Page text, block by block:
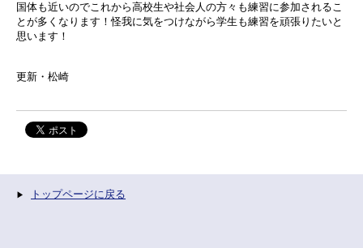
国体も近いのでこれから高校生や社会人の方々も練習に参加されるこ
とが多くなります！怪我に気をつけながら学生も練習を頑張りたいと
思います！
更新・松崎
トップページに戻る